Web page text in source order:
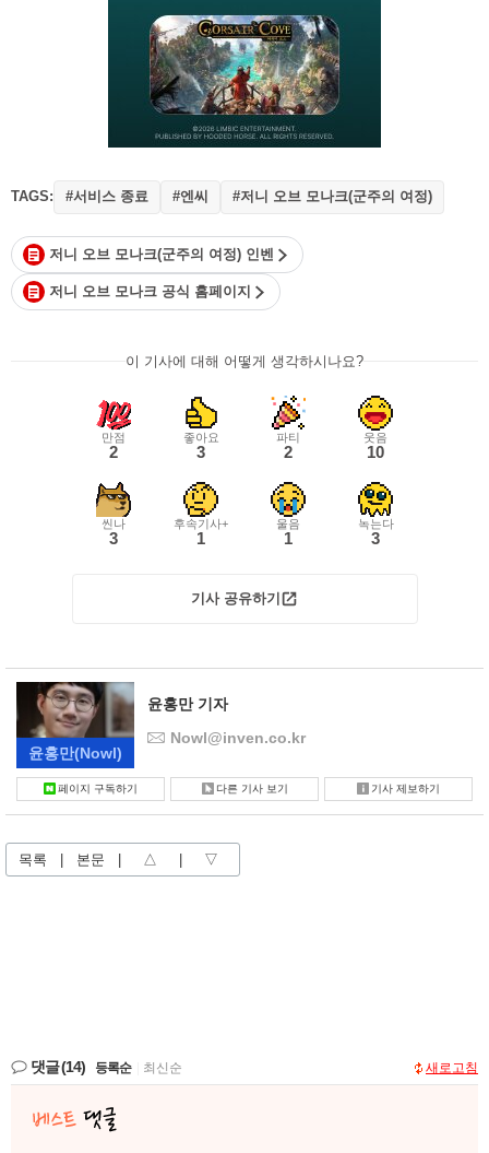
TAGS: #서비스 종료 #엔씨 #저니 오브 모나크(군주의 여정)
저니 오브 모나크(군주의 여정) 인벤
저니 오브 모나크 공식 홈페이지
이 기사에 대해 어떻게 생각하시나요?
만점
2
좋아요
3
파티
2
웃음
10
씬나
3
후속기사+
1
울음
1
녹는다
3
기사 공유하기
윤홍만(Nowl)
윤홍만 기자
Nowl@inven.co.kr
페이지 구독하기 다른 기사 보기 기사 제보하기
목록 본문 △ ▽
댓글(14) 등록순 최신순 새로고침